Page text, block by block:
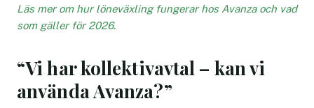
Läs mer om hur löneväxling fungerar hos Avanza och vad
som gäller för 2026.
“Vi har kollektivavtal – kan vi
använda Avanza?”